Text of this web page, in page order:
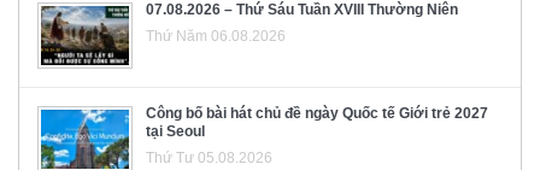
07.08.2026 – Thứ Sáu Tuần XVIII Thường Niên
Thứ Năm 06.08.2026
Công bố bài hát chủ đề ngày Quốc tế Giới trẻ 2027
tại Seoul
Thứ Tư 05.08.2026